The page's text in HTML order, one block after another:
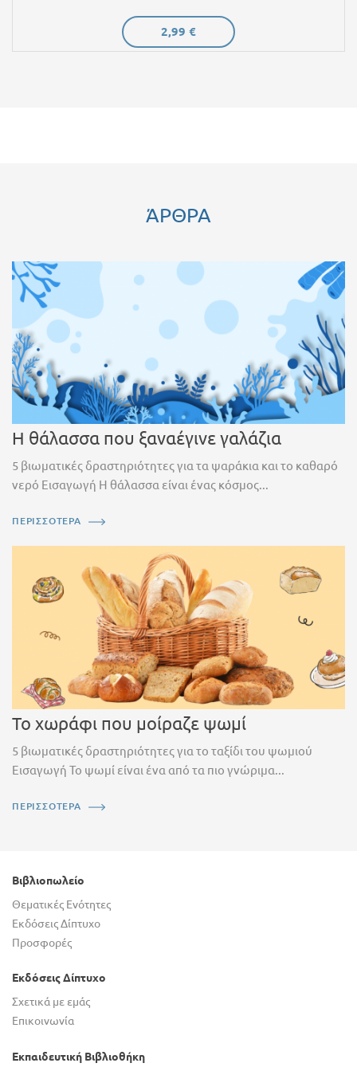
2,99 €
ΆΡΘΡΑ
Η θάλασσα που ξαναέγινε γαλάζια
5 βιωματικές δραστηριότητες για τα ψαράκια και το καθαρό
νερό Εισαγωγή Η θάλασσα είναι ένας κόσμος...
ΠΕΡΙΣΣΟΤΕΡΑ
Το χωράφι που μοίραζε ψωμί
5 βιωματικές δραστηριότητες για το ταξίδι του ψωμιού
Εισαγωγή Το ψωμί είναι ένα από τα πιο γνώριμα...
ΠΕΡΙΣΣΟΤΕΡΑ
Βιβλιοπωλείο
Θεματικές Ενότητες
Εκδόσεις Δίπτυχο
Προσφορές
Εκδόσεις Δίπτυχο
Σχετικά με εμάς
Επικοινωνία
Εκπαιδευτική Βιβλιοθήκη